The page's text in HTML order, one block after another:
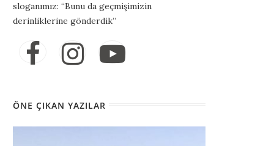
sloganımız: “Bunu da geçmişimizin
derinliklerine gönderdik”
ÖNE ÇIKAN YAZILAR